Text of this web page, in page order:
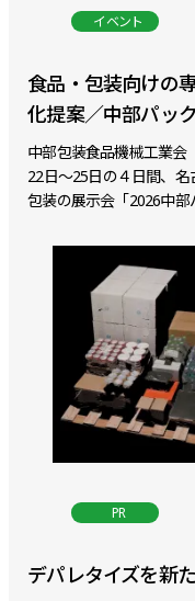
イベント
食品・包装向けの
化提案／中部パック
中部包装食品機械工業会
22日～25日の４日間、
包装の展示会「2026中
PR
デパレタイズを新